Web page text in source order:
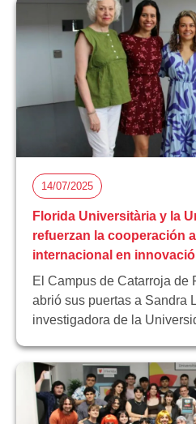
14/07/2025
Florida Universitària y la
refuerzan la cooperación
internacional en
El Campus de Catarroja de
abrió sus puertas a Sandra
investigadora de la